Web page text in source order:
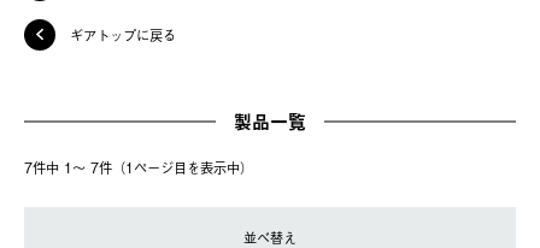
ギアトップに戻る
製品一覧
7件中 1〜 7件（1ページ⽬を表⽰中）
並べ替え